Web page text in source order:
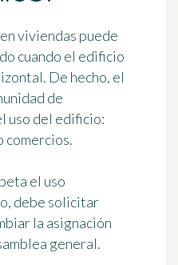
viviendas puede
cuando el edificio
. De hecho, el
de
uso del edificio:
comercios.
el uso
debe solicitar
la asignación
general.